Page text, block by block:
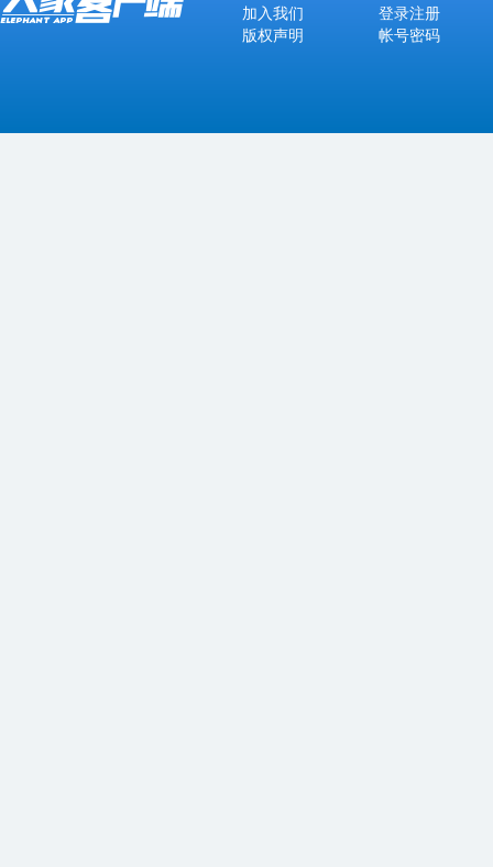
加入我们
版权声明
登录注册
帐号密码